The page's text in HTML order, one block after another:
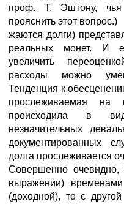
проф. Т. Эштону, чья
прояснить этот вопрос.)
жаются долги)
реальных монет. И
увеличить
расходы можно
Тенденция к
прослеживаемая на
происходила в
незначительных
документированных
долга прослеживается
Совершенно очевидно,
выражении)
(доходной), то с